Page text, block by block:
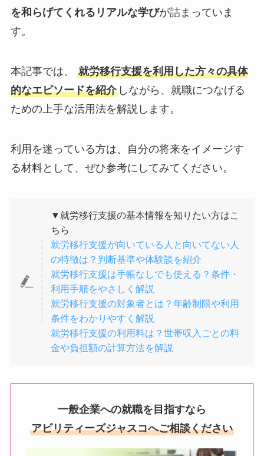
を和らげてくれるリアルな学びが詰まっていま
す。
本記事では、 就労移行支援を利用した方々の具体
的なエピソードを紹介しながら、就職につなげる
ための上手な活用法を解説します。
利用を迷っている方は、自分の将来をイメージす
る材料として、ぜひ参考にしてみてください。
▼就労移行支援の基本情報を知りたい方はこ
ちら
就労移行支援が向いている人と向いてない人
の特徴は？判断基準や体験談を紹介
就労移行支援は手帳なしでも使える？条件・
利用手順をやさしく解説
就労移行支援の対象者とは？年齢制限や利用
条件をわかりやすく解説
就労移行支援の利用料は？世帯収入ごとの料
金や負担額の計算方法を解説
一般企業への就職を目指すなら
アビリティーズジャスコへご相談ください